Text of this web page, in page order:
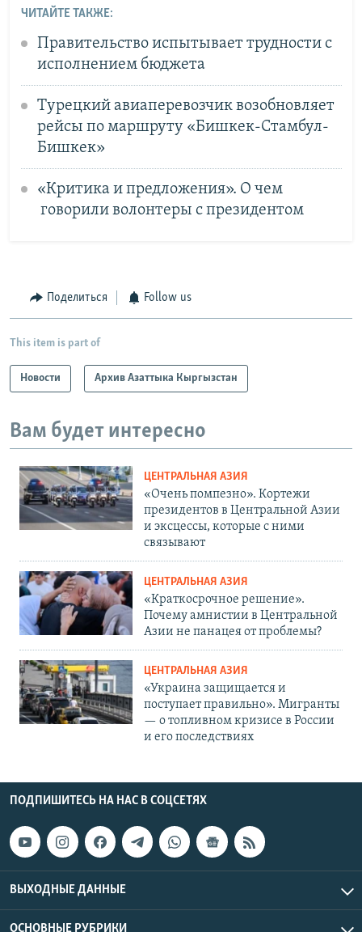
ЧИТАЙТЕ ТАКЖЕ:
Правительство испытывает трудности с
исполнением бюджета
Турецкий авиаперевозчик возобновляет
рейсы по маршруту «Бишкек-Стамбул-
Бишкек»
«Критика и предложения». О чем
говорили волонтеры с президентом
Поделиться Follow us
This item is part of
Новости Архив Азаттыка Кыргызстан
Вам будет интересно
ЦЕНТРАЛЬНАЯ АЗИЯ
«Очень помпезно». Кортежи
президентов в Центральной Азии
и эксцессы, которые с ними
связывают
ЦЕНТРАЛЬНАЯ АЗИЯ
«Краткосрочное решение».
Почему амнистии в Центральной
Азии не панацея от проблемы?
ЦЕНТРАЛЬНАЯ АЗИЯ
«Украина защищается и
поступает правильно». Мигранты
— о топливном кризисе в России
и его последствиях
ПОДПИШИТЕСЬ НА НАС В СОЦСЕТЯХ
ВЫХОДНЫЕ ДАННЫЕ
ОСНОВНЫЕ РУБРИКИ